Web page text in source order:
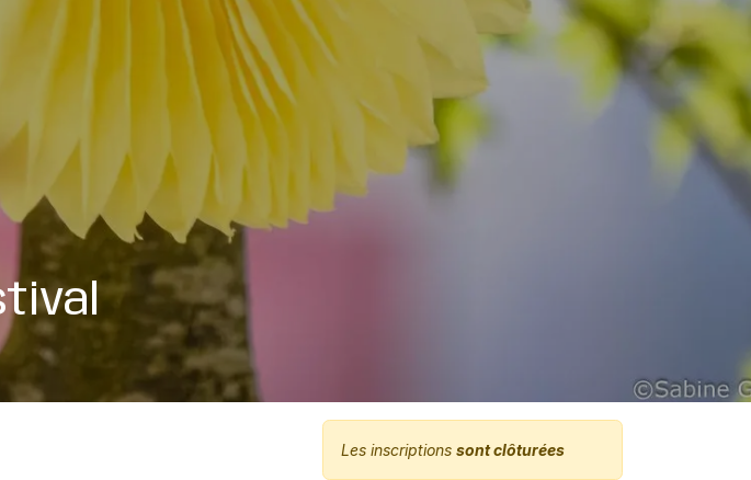
Les inscriptions sont clôturées